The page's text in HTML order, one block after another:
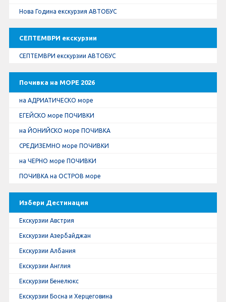
Албатрос Турс
Документи
Стандартен Формуляр
Нова Година екскурзия АВТОБУС
СЕПТЕМВРИ екскурзии
СЕПТЕМВРИ екскурзии АВТОБУС
Почивка на МОРЕ 2026
на АДРИАТИЧЕСКО море
ЕГЕЙСКО море ПОЧИВКИ
на ЙОНИЙСКО море ПОЧИВКА
СРЕДИЗЕМНО море ПОЧИВКИ
на ЧЕРНО море ПОЧИВКИ
ПОЧИВКА на ОСТРОВ море
Избери Дестинация
Екскурзии Австрия
Екскурзии Азербайджан
Екскурзии Албания
Екскурзии Англия
Екскурзии Бенелюкс
Екскурзии Босна и Херцеговина